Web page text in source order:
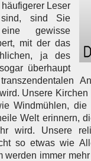
Leser
sind, sind Sie
gewisse
mit der das
ja des
überhaupt
Unsere
Windmühlen, die
Welt erinnern,
wird. Unsere
so etwas wie
werden immer